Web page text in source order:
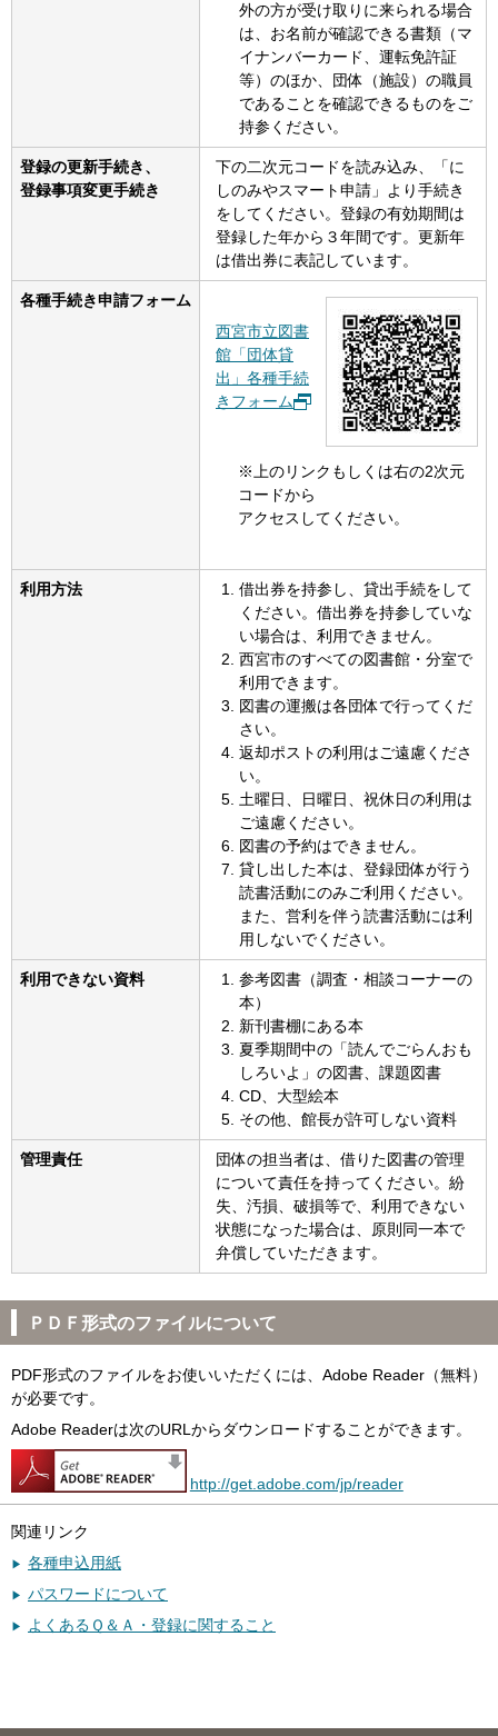
外の方が受け取りに来られる場合
は、お名前が確認できる書類（マ
イナンバーカード、運転免許証
等）のほか、団体（施設）の職員
であることを確認できるものをご
持参ください。
登録の更新手続き、
登録事項変更手続き
下の二次元コードを読み込み、「に
しのみやスマート申請」より手続き
をしてください。登録の有効期間は
登録した年から３年間です。更新年
は借出券に表記しています。
各種手続き申請フォーム
西宮市立図書
館「団体貸
出」各種手続
きフォーム
※上のリンクもしくは右の2次元
コードから
アクセスしてください。
利用方法
借出券を持参し、貸出手続をして
ください。借出券を持参していな
い場合は、利用できません。
西宮市のすべての図書館・分室で
利用できます。
図書の運搬は各団体で行ってくだ
さい。
返却ポストの利用はご遠慮くださ
い。
土曜日、日曜日、祝休日の利用は
ご遠慮ください。
図書の予約はできません。
貸し出した本は、登録団体が行う
読書活動にのみご利用ください。
また、営利を伴う読書活動には利
用しないでください。
利用できない資料
参考図書（調査・相談コーナーの
本）
新刊書棚にある本
夏季期間中の「読んでごらんおも
しろいよ」の図書、課題図書
CD、大型絵本
その他、館長が許可しない資料
管理責任
団体の担当者は、借りた図書の管理
について責任を持ってください。紛
失、汚損、破損等で、利用できない
状態になった場合は、原則同一本で
弁償していただきます。
ＰＤＦ形式のファイルについて
PDF形式のファイルをお使いいただくには、Adobe Reader（無料）
が必要です。
Adobe Readerは次のURLからダウンロードすることができます。
http://get.adobe.com/jp/reader
関連リンク
各種申込用紙
パスワードについて
よくあるＱ＆Ａ・登録に関すること